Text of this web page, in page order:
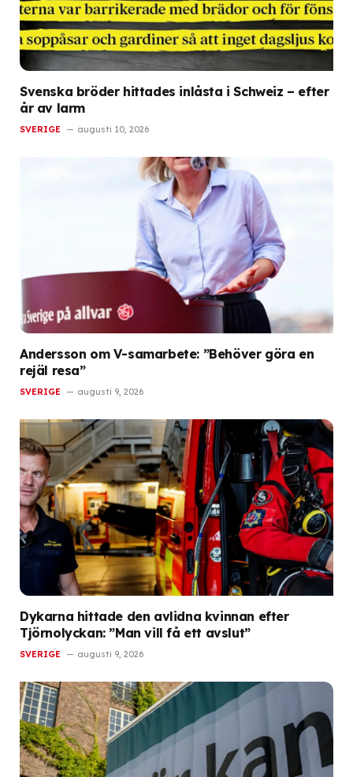
Svenska bröder hittades inlåsta i Schweiz – efter
år av larm
SVERIGE augusti 10, 2026
Andersson om V-samarbete: ”Behöver göra en
rejäl resa”
SVERIGE augusti 9, 2026
Dykarna hittade den avlidna kvinnan efter
Tjörnolyckan: ”Man vill få ett avslut”
SVERIGE augusti 9, 2026